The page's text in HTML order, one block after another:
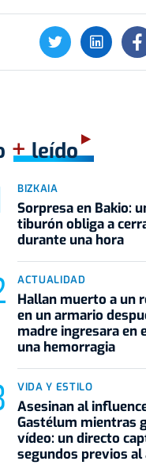
+leído
BIZKAIA
Sorpresa en Bakio:
tiburón obliga a
durante una hora
ACTUALIDAD
Hallan muerto a un
en un armario
madre ingresara en
una hemorragia
VIDA Y ESTILO
Asesinan al
Gastélum mientras
vídeo: un directo
segundos previos al